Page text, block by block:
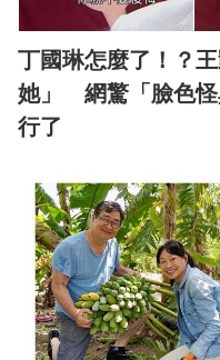
丁國琳怎麼了！？
她」 網驚「臉色怪
行了